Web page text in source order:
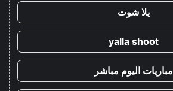
يلا شوت
yalla shoot
مباريات اليوم مباشر